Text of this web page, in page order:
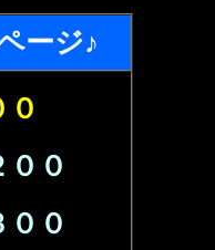
ージ♪
０
００
００